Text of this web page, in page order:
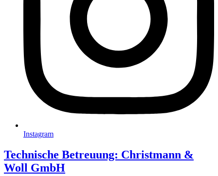
Instagram
Technische Betreuung: Christmann &
Woll GmbH